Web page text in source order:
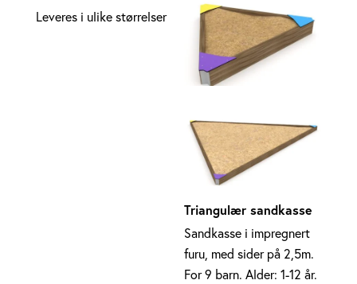
Leveres i ulike størrelser
Triangulær sandkasse
Sandkasse i impregnert
furu, med sider på 2,5m.
For 9 barn. Alder: 1-12 år.